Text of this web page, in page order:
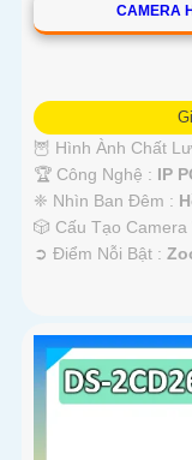
CAMERA
🦉 Hình Ành Chất
🏆 Công Nghệ : IP
❈ Nhìn Ban Đêm :
🎲 Cấu Tạo Camera
️➲ Điểm Nỗi Bật :